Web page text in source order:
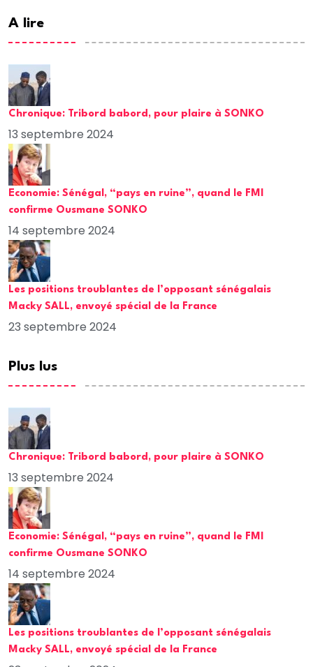
A lire
Chronique: Tribord babord, pour plaire à SONKO
13 septembre 2024
Economie: Sénégal, “pays en ruine”, quand le FMI
confirme Ousmane SONKO
14 septembre 2024
Les positions troublantes de l’opposant sénégalais
Macky SALL, envoyé spécial de la France
23 septembre 2024
Plus lus
Chronique: Tribord babord, pour plaire à SONKO
13 septembre 2024
Economie: Sénégal, “pays en ruine”, quand le FMI
confirme Ousmane SONKO
14 septembre 2024
Les positions troublantes de l’opposant sénégalais
Macky SALL, envoyé spécial de la France